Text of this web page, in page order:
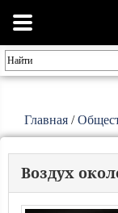
Главная /
Воздух